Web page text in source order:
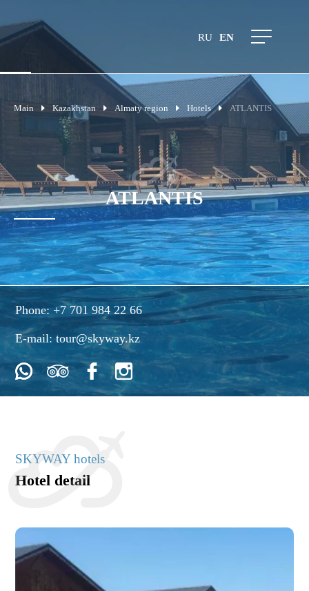
RU EN
Main Kazakhstan Almaty region Hotels ATLANTIS
ATLANTIS
Phone:+7 701 984 22 66
E-mail:tour@skyway.kz
SKYWAY hotels
Hotel detail